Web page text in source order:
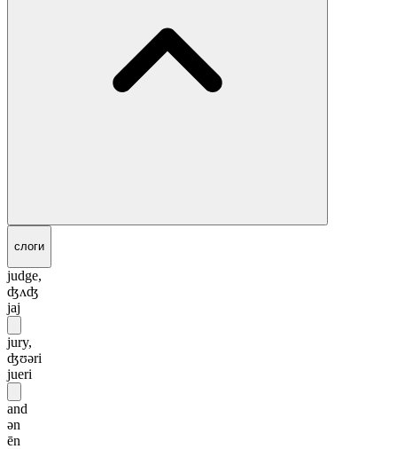
слоги
judge,
ʤʌʤ
jaj
jury,
ʤʊəri
jueri
and
ən
ēn